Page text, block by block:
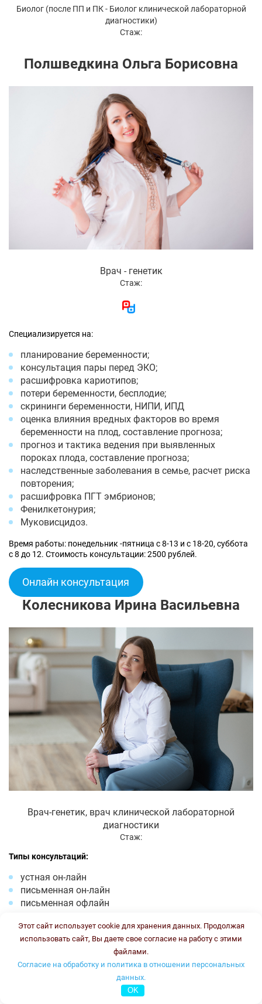
Биолог (после ПП и ПК - Биолог клинической лабораторной
диагностики)
Стаж:
Полшведкина Ольга Борисовна
Врач - генетик
Стаж:
Специализируется на:
планирование беременности;
консультация пары перед ЭКО;
расшифровка кариотипов;
потери беременности, бесплодие;
скрининги беременности, НИПИ, ИПД
оценка влияния вредных факторов во время
беременности на плод, составление прогноза;
прогноз и тактика ведения при выявленных
пороках плода, составление прогноза;
наследственные заболевания в семье, расчет риска
повторения;
расшифровка ПГТ эмбрионов;
Фенилкетонурия;
Муковисцидоз.
Время работы: понедельник -пятница с 8-13 и с 18-20, суббота
с 8 до 12. Стоимость консультации: 2500 рублей.
Онлайн консультация
Колесникова Ирина Васильевна
Врач-генетик, врач клинической лабораторной
диагностики
Стаж:
Типы консультаций:
устная он-лайн
письменная он-лайн
письменная офлайн
Стоимость консультации:3500 рублей
ПН, ВТ, ЧТ, ПТ с 16.00 до 18.00
Онлайн консультация
Тлупова Эльвира Хасановна
Этот сайт использует cookie для хранения данных. Продолжая
использовать сайт, Вы даете свое согласие на работу с этими
файлами.
Согласие на обработку и политика в отношении персональных
данных.
OK